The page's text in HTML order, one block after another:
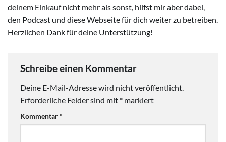
deinem Einkauf nicht mehr als sonst, hilfst mir aber dabei,
den Podcast und diese Webseite für dich weiter zu betreiben.
Herzlichen Dank für deine Unterstützung!
Schreibe einen Kommentar
Deine E-Mail-Adresse wird nicht veröffentlicht.
Erforderliche Felder sind mit * markiert
Kommentar*